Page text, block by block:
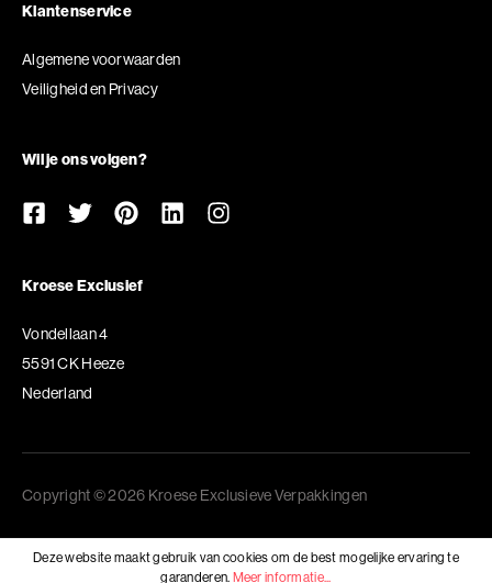
Klantenservice
Algemene voorwaarden
Veiligheid en Privacy
Wil je ons volgen?
Kroese Exclusief
Vondellaan 4
5591 CK Heeze
Nederland
Copyright © 2026 Kroese Exclusieve Verpakkingen
Deze website maakt gebruik van cookies om de best mogelijke ervaring te
garanderen. Meer informatie...